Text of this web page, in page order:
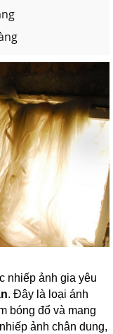
nhiếp ảnh gia yêu
. Đây là loại ánh
bóng đổ và mang
ảnh chân dung,